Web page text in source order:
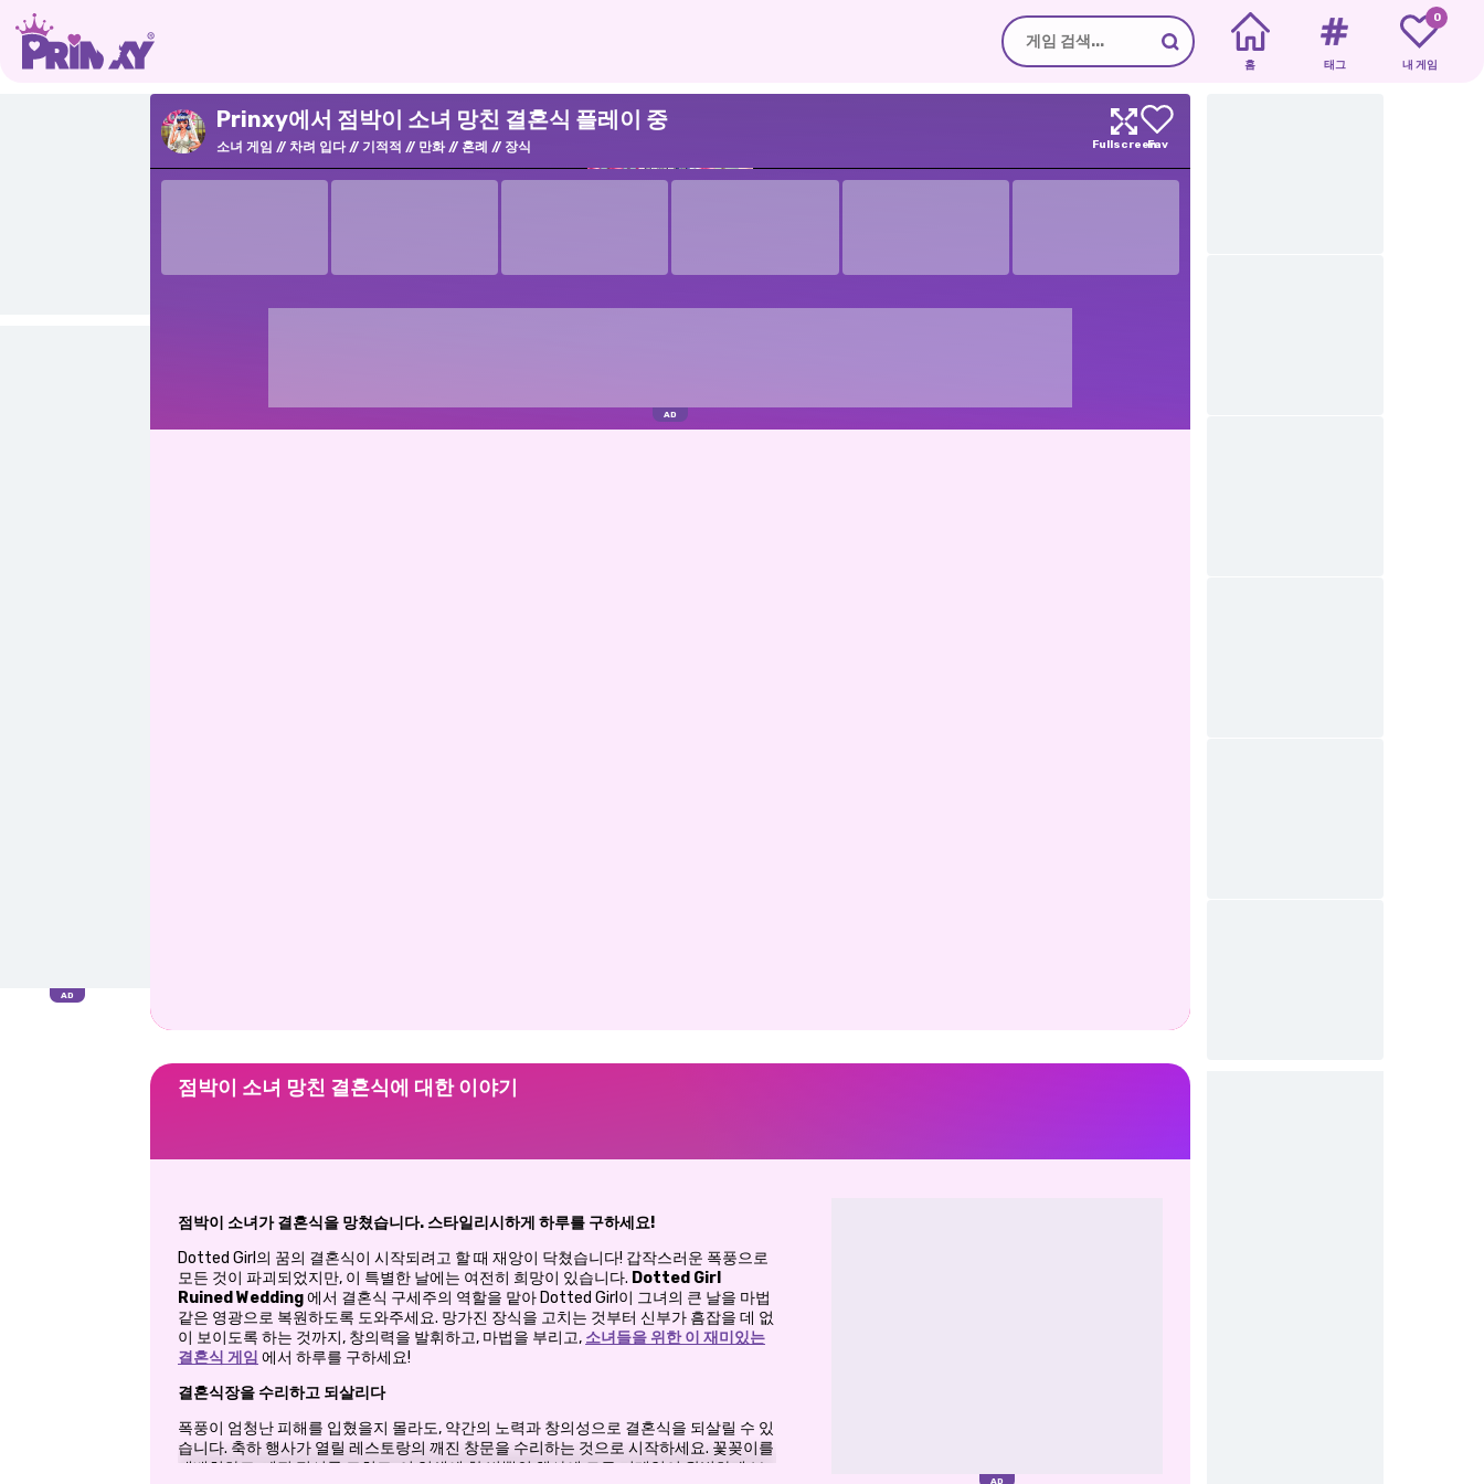
홈 태그
0
내 게임
Prinxy에서 점박이 소녀 망친 결혼식 플레이 중
소녀 게임 차려 입다 기적적 만화 혼례 장식
점박이 소녀 망친 결혼식에 대한 이야기
점박이 소녀가 결혼식을 망쳤습니다. 스타일리시하게 하루를 구하세요!
Dotted Girl의 꿈의 결혼식이 시작되려고 할 때 재앙이 닥쳤습니다! 갑작스러운 폭풍으로
모든 것이 파괴되었지만, 이 특별한 날에는 여전히 희망이 있습니다. Dotted Girl
Ruined Wedding에서 결혼식 구세주의 역할을 맡아 Dotted Girl이 그녀의 큰 날을 마법
같은 영광으로 복원하도록 도와주세요. 망가진 장식을 고치는 것부터 신부가 흠잡을 데 없
이 보이도록 하는 것까지, 창의력을 발휘하고, 마법을 부리고, 소녀들을 위한 이 재미있는
결혼식 게임 에서 하루를 구하세요!
결혼식장을 수리하고 되살리다
폭풍이 엄청난 피해를 입혔을지 몰라도, 약간의 노력과 창의성으로 결혼식을 되살릴 수 있
습니다. 축하 행사가 열릴 레스토랑의 깨진 창문을 수리하는 것으로 시작하세요. 꽃꽂이를
재배치하고, 깨진 접시를 고치고, 이 일생에 한 번뿐인 행사에 모든 디테일이 완벽하게 보